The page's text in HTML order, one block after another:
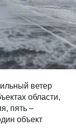
ветер
области,
пять –
объект